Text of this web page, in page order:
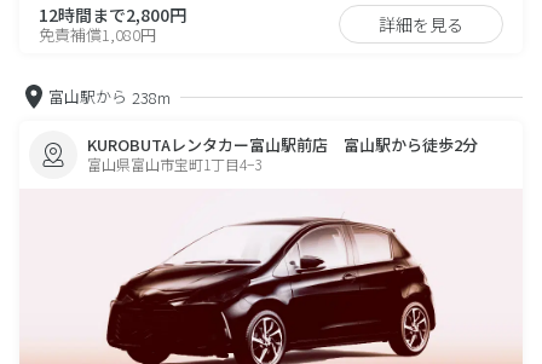
12時間まで2,800円
免責補償1,080円 詳細を見る
富山駅から 238m
KUROBUTAレンタカー富山駅前店 富山駅から徒歩2分
富山県富山市宝町1丁目4−3